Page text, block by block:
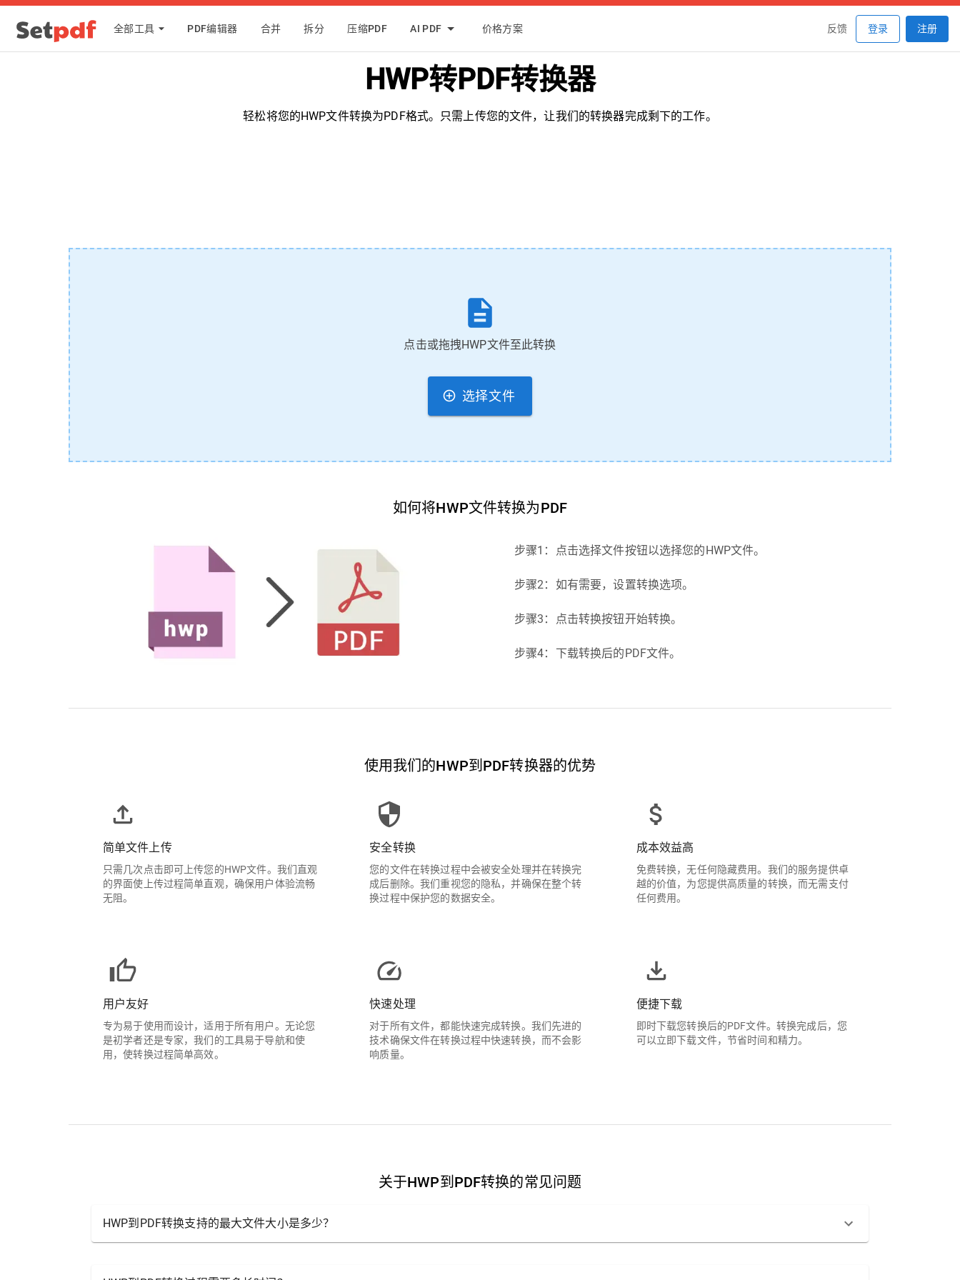
全部工具 PDF编辑器 合并 拆分 压缩PDF AI PDF 价格方案 反馈 登录 注册
HWP转PDF转换器
轻松将您的HWP文件转换为PDF格式。只需上传您的文件，让我们的转换器完成剩下的工作。
点击或拖拽HWP文件至此转换
选择文件
如何将HWP文件转换为PDF
步骤1：点击选择文件按钮以选择您的HWP文件。
步骤2：如有需要，设置转换选项。
步骤3：点击转换按钮开始转换。
步骤4：下载转换后的PDF文件。
使用我们的HWP到PDF转换器的优势
简单文件上传
只需几次点击即可上传您的HWP文件。我们直观
的界面使上传过程简单直观，确保用户体验流畅
无阻。
安全转换
您的文件在转换过程中会被安全处理并在转换完
成后删除。我们重视您的隐私，并确保在整个转
换过程中保护您的数据安全。
成本效益高
免费转换，无任何隐藏费用。我们的服务提供卓
越的价值，为您提供高质量的转换，而无需支付
任何费用。
用户友好
专为易于使用而设计，适用于所有用户。无论您
是初学者还是专家，我们的工具易于导航和使
用，使转换过程简单高效。
快速处理
对于所有文件，都能快速完成转换。我们先进的
技术确保文件在转换过程中快速转换，而不会影
响质量。
便捷下载
即时下载您转换后的PDF文件。转换完成后，您
可以立即下载文件，节省时间和精力。
关于HWP到PDF转换的常见问题
HWP到PDF转换支持的最大文件大小是多少？